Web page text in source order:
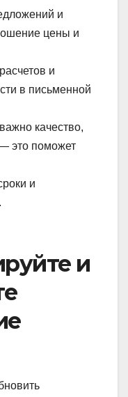
и
цены и
и
в письменной
качество,
это поможет
и
и